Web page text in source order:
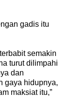
gadis itu
semakin
turut dilimpahi
dan
gaya hidupnya,
maksiat itu,”